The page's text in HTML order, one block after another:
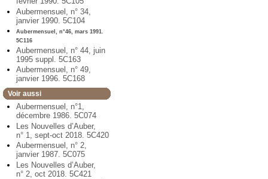
Aubermensuel, n° 34,
janvier 1990. 5C104
Aubermensuel, n°46, mars 1991.
5C116
Aubermensuel, n° 44, juin
1995 suppl. 5C163
Aubermensuel, n° 49,
janvier 1996. 5C168
Voir aussi
Aubermensuel, n°1,
décembre 1986. 5C074
Les Nouvelles d’Auber,
n° 1, sept-oct 2018. 5C420
Aubermensuel, n° 2,
janvier 1987. 5C075
Les Nouvelles d’Auber,
n° 2, oct 2018. 5C421